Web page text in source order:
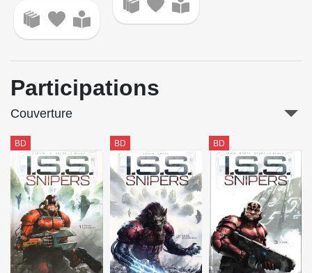
Participations
Couverture
BD BD BD